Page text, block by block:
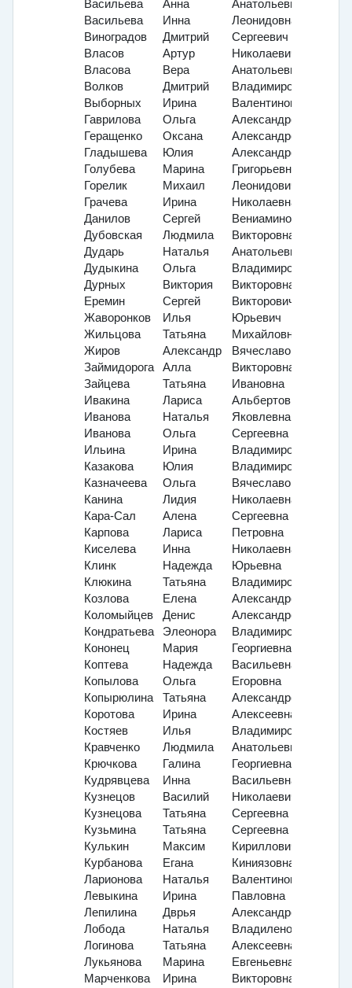
Васильева Анна
Анатольевна
Васильева
Инна
Леонидовна
Виноградов
Дмитрий
Сергеевич
Власов
Артур
Николаевич
Власова
Вера
Анатольевна
Волков
Дмитрий
Владимирович
Выборных
Ирина
Валентиновна
Гаврилова
Ольга
Александровна
Геращенко
Оксана
Александровна
Гладышева
Юлия
Александровна
Голубева
Марина
Григорьевна
Горелик
Михаил
Леонидович
Грачева
Ирина
Николаевна
Данилов
Сергей
Вениаминович
Дубовская
Людмила
Викторовна
Дударь
Наталья
Анатольевна
Дудыкина
Ольга
Владимировна
Дурных
Виктория
Викторовна
Еремин
Сергей
Викторович
Жаворонков
Илья
Юрьевич
Жильцова
Татьяна
Михайловна
Жиров
Александр
Вячеславович
Займидорога
Алла
Викторовна
Зайцева
Татьяна
Ивановна
Ивакина
Лариса
Альбертовна
Иванова
Наталья
Яковлевна
Иванова
Ольга
Сергеевна
Ильина
Ирина
Владимировна
Казакова
Юлия
Владимировна
Казначеева
Ольга
Вячеславовна
Канина
Лидия
Николаевна
Кара-Сал
Алена
Сергеевна
Карпова
Лариса
Петровна
Киселева
Инна
Николаевна
Клинк
Надежда
Юрьевна
Клюкина
Татьяна
Владимировна
Козлова
Елена
Александровна
Коломыйцев
Денис
Александрович
Кондратьева
Элеонора
Владимировна
Кононец
Мария
Георгиевна
Коптева
Надежда
Васильевна
Копылова
Ольга
Егоровна
Копырюлина
Татьяна
Александровна
Коротова
Ирина
Алексеевна
Костяев
Илья
Владимирович
Кравченко
Людмила
Анатольевна
Крючкова
Галина
Георгиевна
Кудрявцева
Инна
Васильевна
Кузнецов
Василий
Николаевич
Кузнецова
Татьяна
Сергеевна
Кузьмина
Татьяна
Сергеевна
Кулькин
Максим
Кириллович
Курбанова
Егана
Киниязовна
Ларионова
Наталья
Валентиновна
Левыкина
Ирина
Павловна
Лепилина
Дврья
Александровна
Лобода
Наталья
Владиленовна
Логинова
Татьяна
Алексеевна
Лукьянова
Марина
Евгеньевна
Марченкова
Ирина
Викторовна